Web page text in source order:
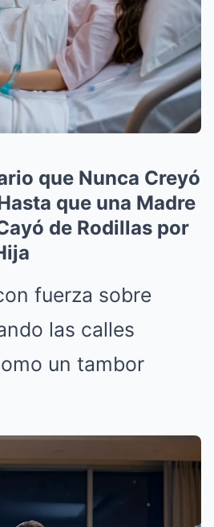
que Nunca Creyó
que una Madre
de Rodillas por
fuerza sobre
las calles
un tambor